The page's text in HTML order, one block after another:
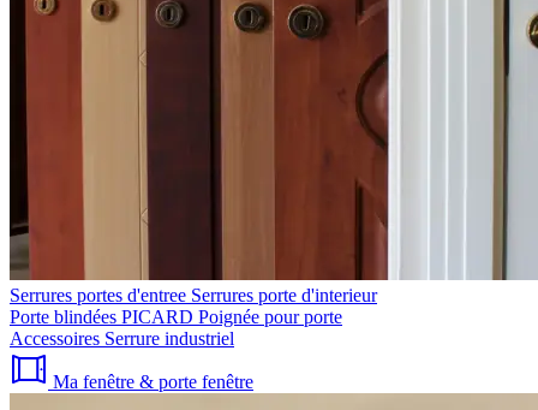
Serrures portes d'entree Serrures porte d'interieur
Porte blindées PICARD Poignée pour porte
Accessoires Serrure industriel
Ma fenêtre & porte fenêtre